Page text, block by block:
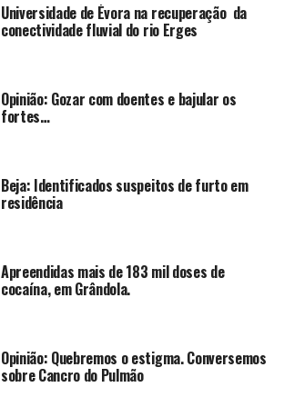
Universidade de Évora na recuperação da
conectividade fluvial do rio Erges
Opinião: Gozar com doentes e bajular os
fortes…
Beja: Identificados suspeitos de furto em
residência
Apreendidas mais de 183 mil doses de
cocaína, em Grândola.
Opinião: Quebremos o estigma. Conversemos
sobre Cancro do Pulmão